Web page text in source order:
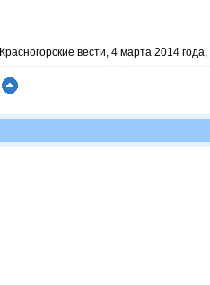
Красногорские вести, 4 марта 2014